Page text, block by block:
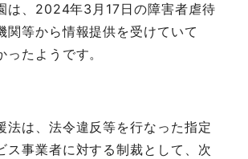
は、2024年3月17日の障害者虐待
関等から情報提供を受けていて
ったようです。
法は、法令違反等を行なった指定
ス事業者に対する制裁として、次